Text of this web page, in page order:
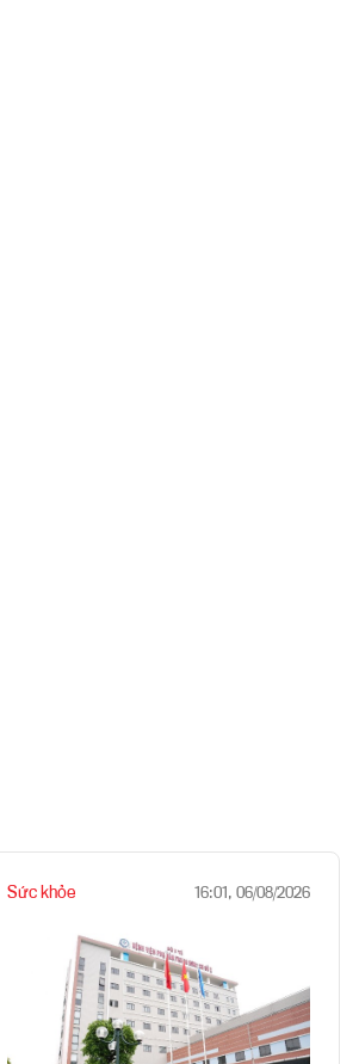
Sức khỏe 16:01, 06/08/2026